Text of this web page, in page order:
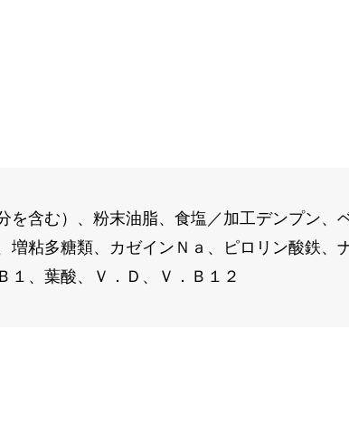
含む）、粉末油脂、食塩／加工デンプン、
粘多糖類、カゼインＮａ、ピロリン酸鉄、
１、葉酸、Ｖ．Ｄ、Ｖ．Ｂ１２